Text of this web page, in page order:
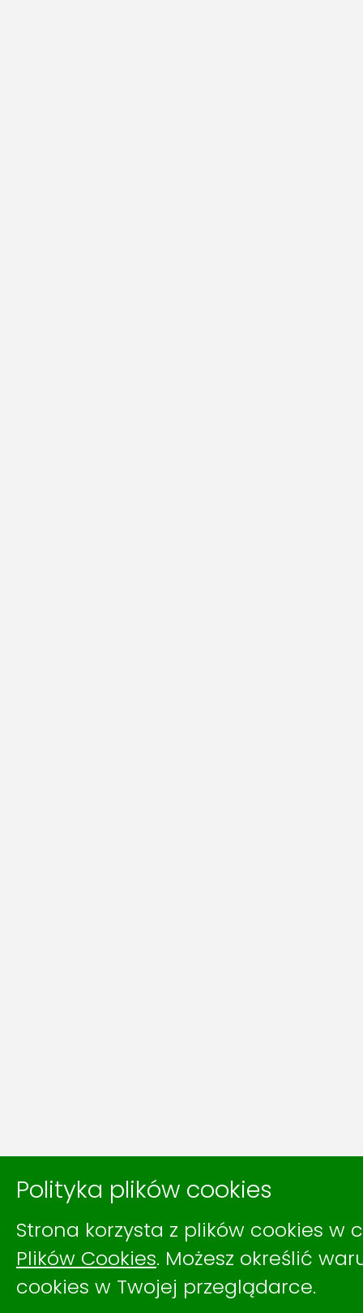
Polityka plików cookies
Strona korzysta z plików cookies w
Plików Cookies. Możesz określić
cookies w Twojej przeglądarce.